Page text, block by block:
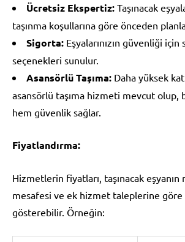
Ücretsiz Ekspertiz: Taşınacak
taşınma koşullarına göre önceden
Sigorta: Eşyalarınızın güvenliği için
seçenekleri sunulur.
Asansörlü Taşıma: Daha yüksek
asansörlü taşıma hizmeti mevcut olup,
hem güvenlik sağlar.
Fiyatlandırma:
Hizmetlerin fiyatları, taşınacak eşyanın
mesafesi ve ek hizmet taleplerine
gösterebilir. Örneğin: